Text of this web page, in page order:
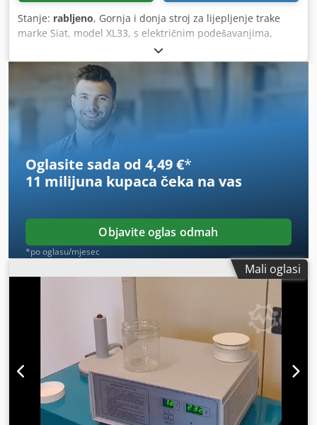
Stanje: rabljeno, Gornja i donja stroj za lijepljenje trake
marke Siat, model XL33, s električnim podešavanjima,
transportnom trakom i valjkastim transporterima, rabljena.
Cedpfx Aezcatzoiferf
Oglasite sada od 4,49 €*
11 milijuna kupaca čeka na vas
Objavite oglas odmah
*po oglasu/mjesec
Mali oglasi